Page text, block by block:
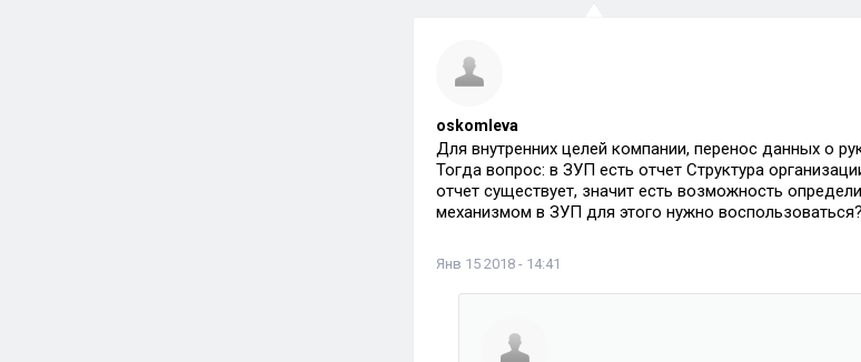
oskomleva
Для внутренних целей компании, перенос данных о
Тогда вопрос: в ЗУП есть отчет Структура
отчет существует, значит есть возможность
механизмом в ЗУП для этого нужно воспользоваться?
Янв 15 2018 - 14:41